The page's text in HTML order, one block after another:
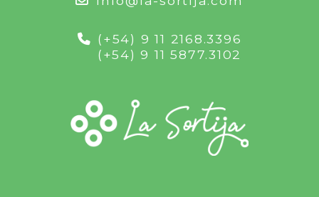
(+54) 9 11 2168.3396
(+54) 9 11 5877.3102